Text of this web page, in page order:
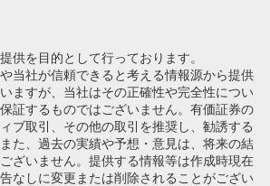
供を目的として行っております。
当社が信頼できると考える情報源から提供
ますが、当社はその正確性や完全性につい
証するものではございません。有価証券の
ブ取引、その他の取引を推奨し、勧誘する
た、過去の実績や予想・意見は、将来の結
ざいません。提供する情報等は作成時現在
なしに変更または削除されることがござい